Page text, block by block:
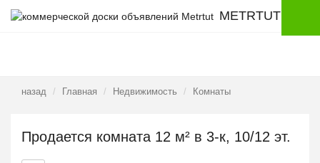
METRTUT
назад Главная Недвижимость Комнаты
Продается комната 12 м² в 3-к, 10/12 эт.